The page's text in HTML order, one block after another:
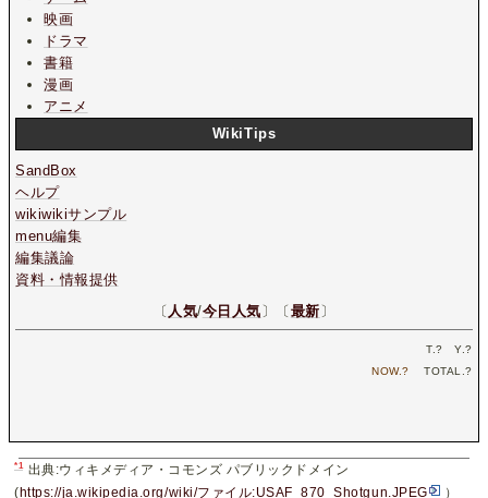
映画
ドラマ
書籍
漫画
アニメ
WikiTips
SandBox
ヘルプ
wikiwikiサンプル
menu編集
編集議論
資料・情報提供
〔 人気/今日人気 〕〔 最新 〕
T.? Y.?
NOW.? TOTAL.?
*1 出典:ウィキメディア・コモンズ パブリックドメイン
(https://ja.wikipedia.org/wiki/ファイル:USAF_870_Shotgun.JPEG ）